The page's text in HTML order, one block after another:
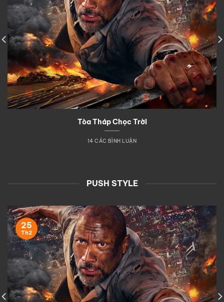
Tòa Tháp Chọc Trời
14 CÁC BÌNH LUẬN
PUSH STYLE
25
Th2